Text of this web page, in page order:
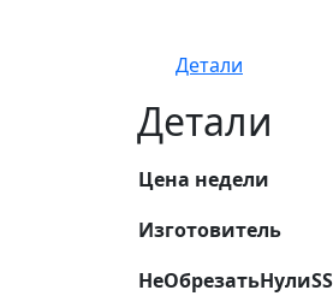
Детали
Детали
Цена недели
Изготовитель